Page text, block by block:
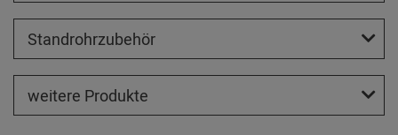
Standrohrzubehör
weitere Produkte